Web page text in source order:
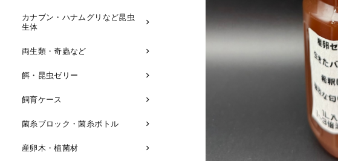
カナブン・ハナムグリなど昆虫
生体
両生類・奇蟲など
餌・昆虫ゼリー
飼育ケース
菌糸ブロック・菌糸ボトル
産卵木・植菌材